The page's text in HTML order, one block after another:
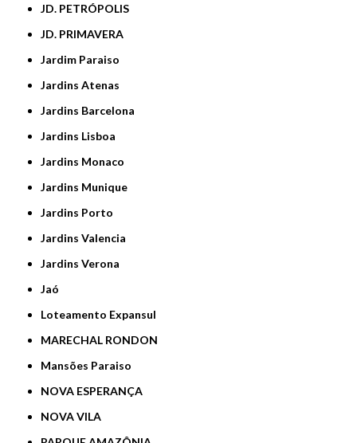
JD. PETRÓPOLIS
JD. PRIMAVERA
Jardim Paraiso
Jardins Atenas
Jardins Barcelona
Jardins Lisboa
Jardins Monaco
Jardins Munique
Jardins Porto
Jardins Valencia
Jardins Verona
Jaó
Loteamento Expansul
MARECHAL RONDON
Mansões Paraiso
NOVA ESPERANÇA
NOVA VILA